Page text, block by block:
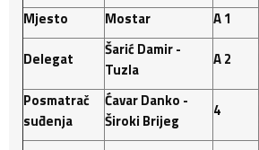
Mjesto
Mostar A 1
Delegat
Šarić Damir -
Tuzla
A 2
Posmatrač
suđenja
Ćavar Danko -
Široki Brijeg
4